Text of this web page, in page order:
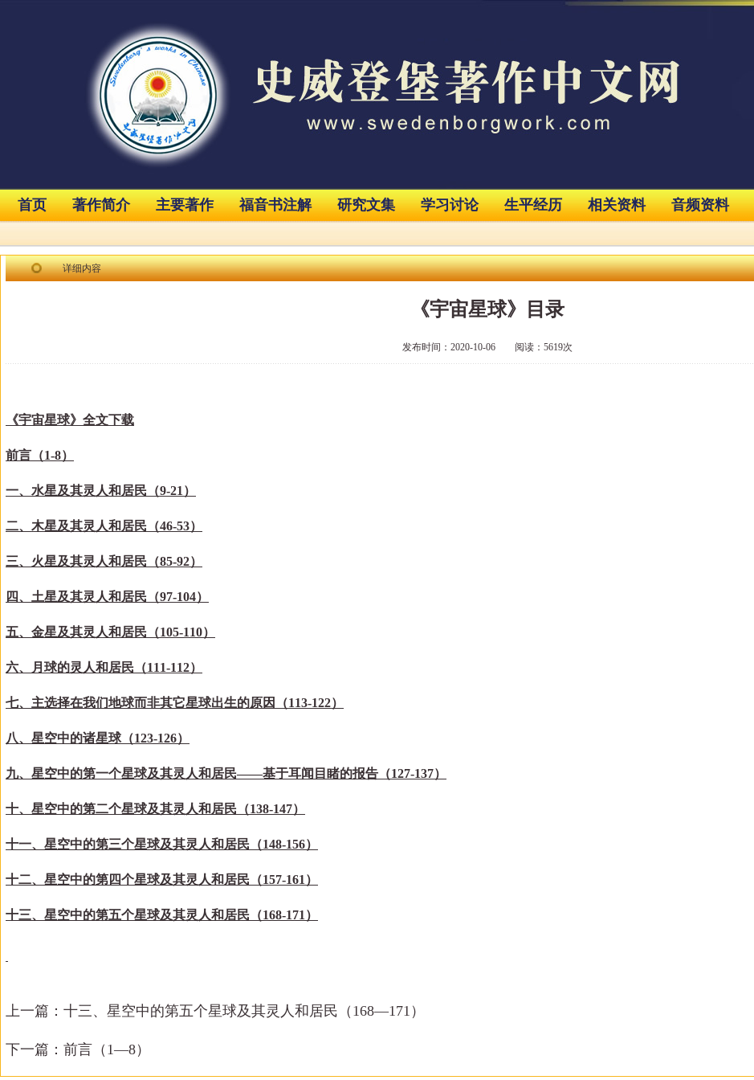
首页 著作简介 主要著作 福音书注解 研究文集 学习讨论 生平经历 相关资料 音频资料
详细内容
《宇宙星球》目录
发布时间：2020-10-06 阅读：5619次
《宇宙星球》全文下载
前言（1-8）
一、水星及其灵人和居民（9-21 ）
二、木星及其灵人和居民（46-53）
三、火星及其灵人和居民（85-92）
四、土星及其灵人和居民（97-104）
五、金星及其灵人和居民（105-110）
六、月球的灵人和居民（111-112）
七、主选择在我们地球而非其它星球出生的原因（113-122）
八、星空中的诸星球（123-126）
九、星空中的第一个星球及其灵人和居民——基于耳闻目睹的报告（127-137）
十、星空中的第二个星球及其灵人和居民（138-147）
十一、星空中的第三个星球及其灵人和居民（148-156）
十二、星空中的第四个星球及其灵人和居民（157-161 ）
十三、星空中的第五个星球及其灵人和居民（168-171 ）
上一篇： 十三、星空中的第五个星球及其灵人和居民（168—171）
下一篇： 前言（1—8）